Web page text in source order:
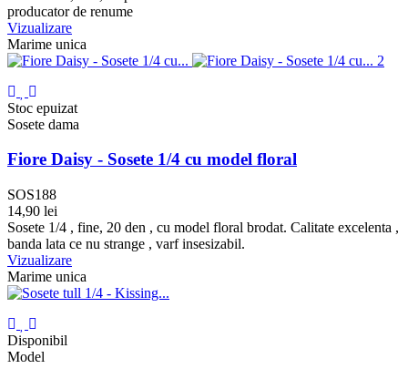
producator de renume
Vizualizare
Marime unica
Stoc epuizat
Sosete dama
Fiore Daisy - Sosete 1/4 cu model floral
SOS188
14,90 lei
Pudra
Sosete 1/4 , fine, 20 den , cu model floral brodat. Calitate excelenta ,
banda lata ce nu strange , varf insesizabil.
Vizualizare
Marime unica
Disponibil
Model